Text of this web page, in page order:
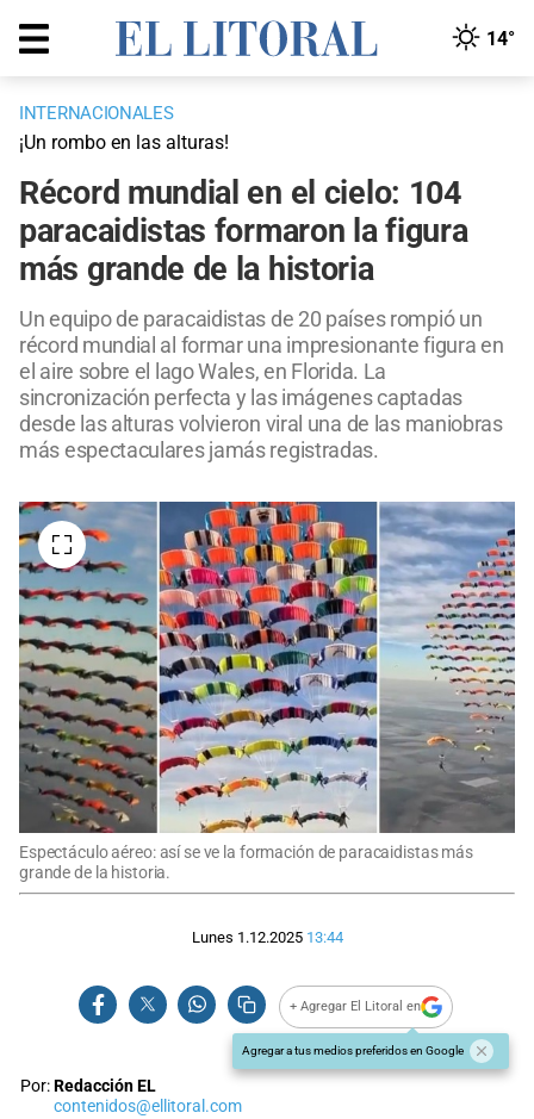
14°
INTERNACIONALES
¡Un rombo en las alturas!
Récord mundial en el cielo: 104
paracaidistas formaron la figura
más grande de la historia
Un equipo de paracaidistas de 20 países rompió un
récord mundial al formar una impresionante figura en
el aire sobre el lago Wales, en Florida. La
sincronización perfecta y las imágenes captadas
desde las alturas volvieron viral una de las maniobras
más espectaculares jamás registradas.
Espectáculo aéreo: así se ve la formación de paracaidistas más
grande de la historia.
Lunes 1.12.2025 13:44
+ Agregar El Litoral en
Agregar a tus medios preferidos en Google
Por:Redacción EL
contenidos@ellitoral.com